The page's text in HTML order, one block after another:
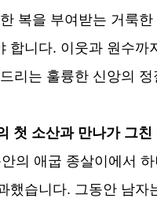
복을 부여받는 거룩
합니다. 이웃과 원수까
리는 훌륭한 신앙의
첫 소산과 만나가 그
의 애굽 종살이에서
했습니다. 그동안 남자